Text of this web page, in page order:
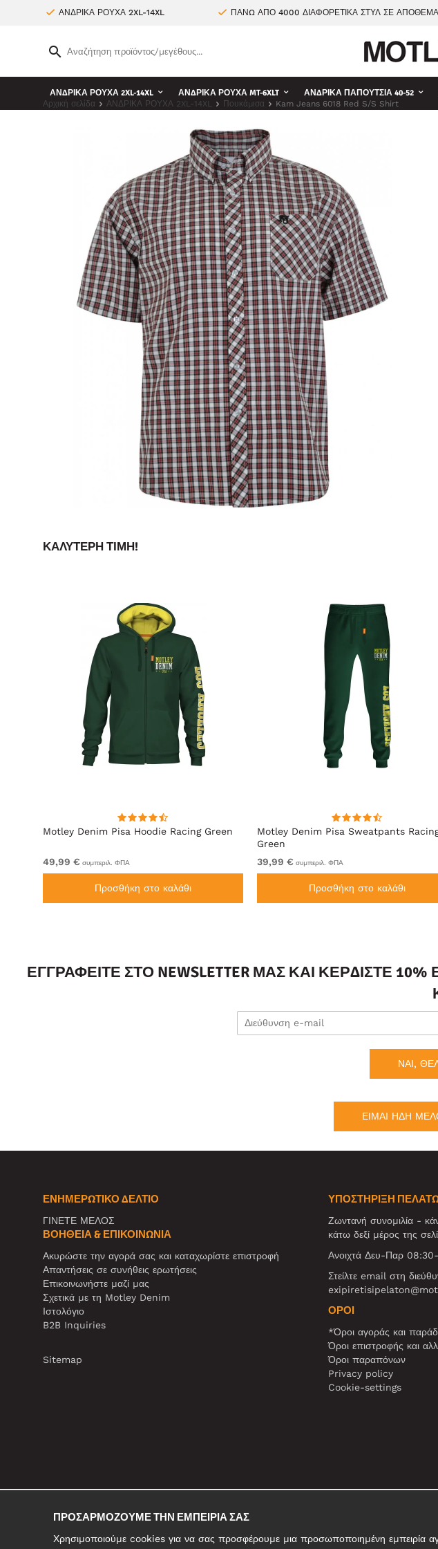
ΑΝΔΡΙΚΑ ΡΟΥΧΑ 2XL-14XL ΠΑΝΩ ΑΠΟ 4000 ΔΙΑΦΟΡΕΤΙΚΑ ΣΤΥΛ ΣΕ ΑΠΟΘΕΜΑ
ΑΝΔΡΙΚΑ ΡΟΥΧΑ 2XL-14XL ΑΝΔΡΙΚΑ ΡΟΥΧΑ MT-6XLT ΑΝΔΡΙΚΆ ΠΑΠΟΎΤΣΙΑ 40-52
Αρχική σελίδα ΑΝΔΡΙΚΑ ΡΟΥΧΑ 2XL-14XL Πουκάμισα Kam Jeans 6018 Red S/S Shirt
ΚΑΛΎΤΕΡΗ ΤΙΜΉ!
Motley Denim Pisa Hoodie Racing Green
49,99 € συμπεριλ. ΦΠΑ
Προσθήκη στο καλάθι
Motley Denim Pisa Sweatpants
Green
39,99 € συμπεριλ. ΦΠΑ
Προσθήκη στο καλάθι
ΕΓΓΡΑΦΕΊΤΕ ΣΤΟ NEWSLETTER ΜΑΣ ΚΑΙ ΚΕΡΔΊΣΤΕ
ΝΑΙ,
ΕΙΜΑΙ ΗΔΗ
ΕΝΗΜΕΡΩΤΙΚΌ ΔΕΛΤΊΟ
ΓΙΝΕΤΕ ΜΕΛΟΣ
ΒΟΉΘΕΙΑ & ΕΠΙΚΟΙΝΩΝΊΑ
Ακυρώστε την αγορά σας και καταχωρίστε επιστροφή
Απαντήσεις σε συνήθεις ερωτήσεις
Επικοινωνήστε μαζί μας
Σχετικά με τη Motley Denim
Ιστολόγιο
B2B Inquiries
Sitemap
ΥΠΟΣΤΗΡΙΞΗ
Ζωντανή συνομιλία -
κάτω δεξί μέρος της
Ανοιχτά Δευ-Παρ
Στείλτε email στη
ΌΡΟΙ
*Όροι αγοράς και
Όροι επιστροφής και
Όροι παραπόνων
Privacy policy
Cookie-settings
ΠΡΟΣΑΡΜΌΖΟΥΜΕ ΤΗΝ ΕΜΠΕΙΡΊΑ ΣΑΣ
Χρησιμοποιούμε cookies για να σας προσφέρουμε μια προσωποποιημένη εμπειρία